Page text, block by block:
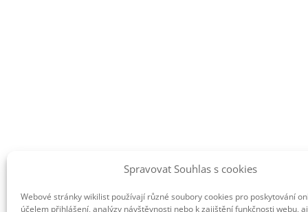
Spravovat Souhlas s cookies
Webové stránky wikilist používají různé soubory cookies pro poskytování
účelem přihlášení, analýzy návštěvnosti nebo k zajištění funkčnosti webu,